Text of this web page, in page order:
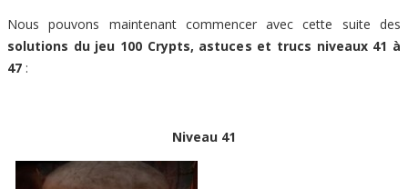
Nous pouvons maintenant commencer avec cette suite des
solutions du jeu 100 Crypts, astuces et trucs niveaux 41 à
47 :
Niveau 41